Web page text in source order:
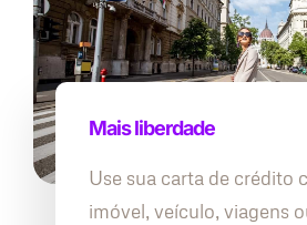
Mais liberdade
Use sua carta de crédito
imóvel, veículo, viagens